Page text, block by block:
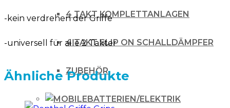
4 TAKT KOMPLETTANLAGEN
4 TAKT SLIP ON SCHALLDÄMPFER
ZUBEHÖR
BATTERIEN/ELEKTRIK
-kein verdrehen der Griffe
-universell für alle 2 Takter
Ähnliche Produkte